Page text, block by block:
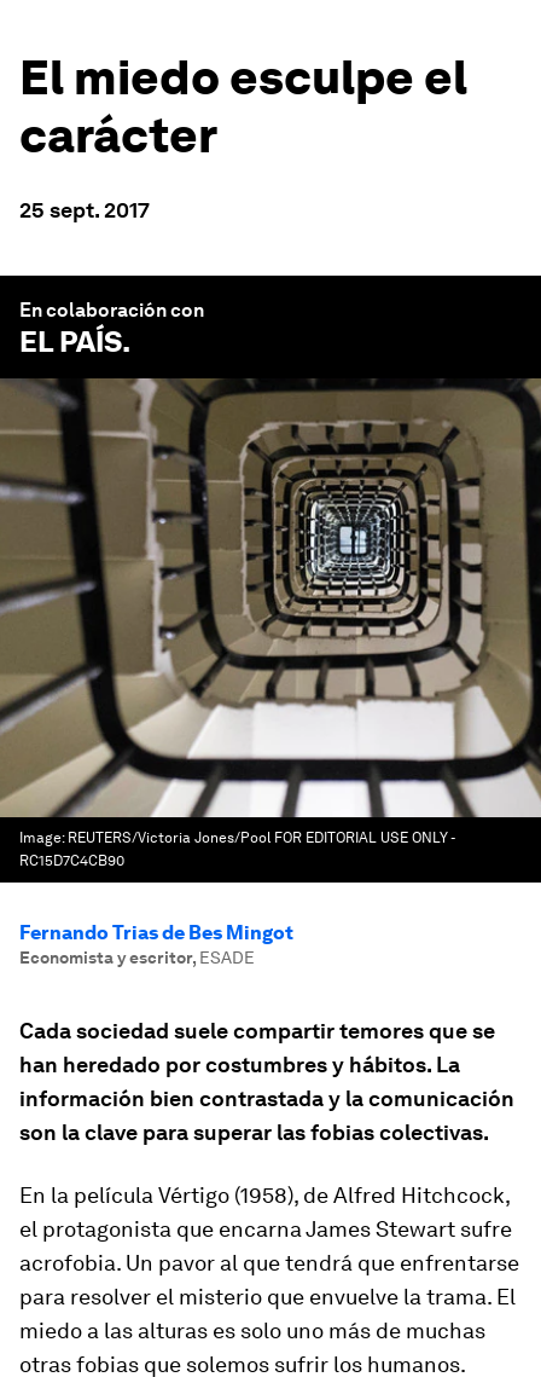
El miedo esculpe el
carácter
25 sept. 2017
En colaboración con
EL PAÍS.
Image: REUTERS/Victoria Jones/Pool FOR EDITORIAL USE ONLY -
RC15D7C4CB90
Fernando Trias de Bes Mingot
Economista y escritor, ESADE
Cada sociedad suele compartir temores que se
han heredado por costumbres y hábitos. La
información bien contrastada y la comunicación
son la clave para superar las fobias colectivas.
En la película Vértigo (1958), de Alfred Hitchcock,
el protagonista que encarna James Stewart sufre
acrofobia. Un pavor al que tendrá que enfrentarse
para resolver el misterio que envuelve la trama. El
miedo a las alturas es solo uno más de muchas
otras fobias que solemos sufrir los humanos.